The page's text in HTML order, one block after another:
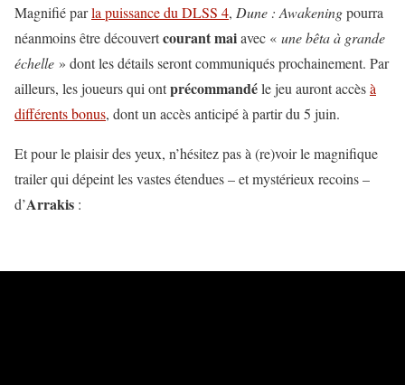
Magnifié parla puissance du DLSS 4, Dune : Awakeningpourra
néanmoins être découvertcourant maiavec « une bêta à grande
échelle » dont les détails seront communiqués prochainement. Par
ailleurs, les joueurs qui ontprécommandéle jeu auront accèsà
différents bonus, dont un accès anticipé à partir du 5 juin.
Et pour le plaisir des yeux, n’hésitez pas à (re)voir le magnifique
trailer qui dépeint les vastes étendues – et mystérieux recoins –
d’Arrakis :